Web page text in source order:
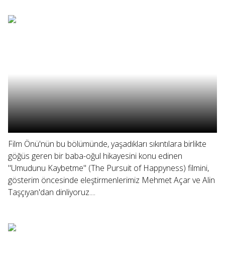
Film Önü'nün bu bölümünde, yaşadıkları sıkıntılara birlikte
göğüs geren bir baba-oğul hikayesini konu edinen
"Umudunu Kaybetme" (The Pursuit of Happyness) filmini,
gösterim öncesinde eleştirmenlerimiz Mehmet Açar ve Alin
Taşçıyan'dan dinliyoruz....